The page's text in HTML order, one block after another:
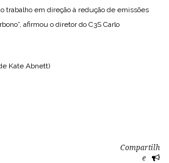
trabalho em direção à redução de emissões
afirmou o diretor do C3S Carlo
Kate Abnett)
Compartilh
e